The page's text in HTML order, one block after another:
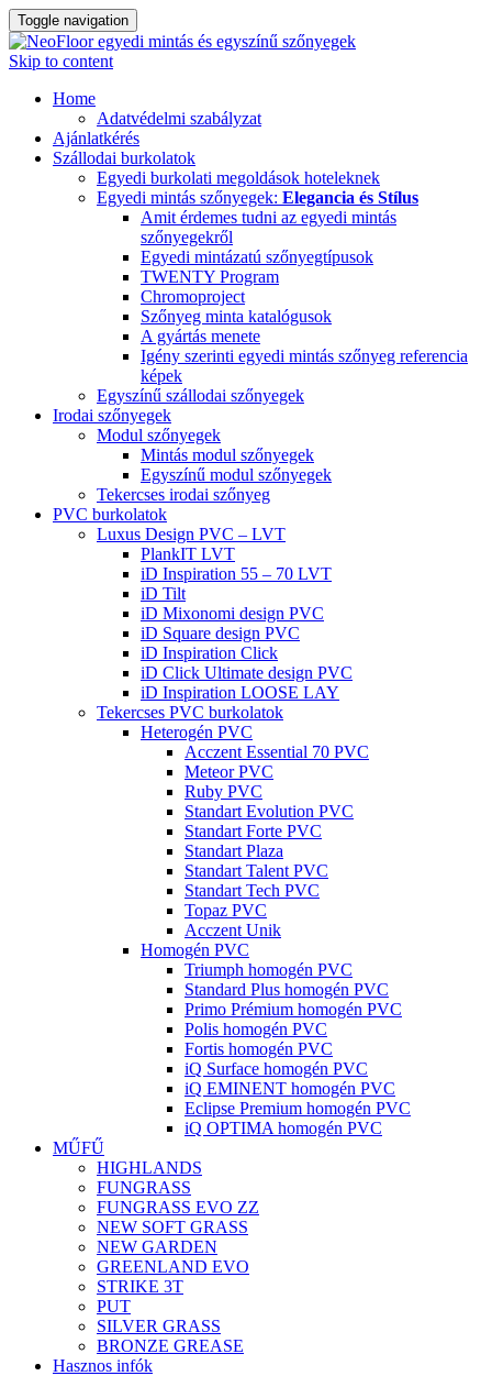
Toggle navigation
Skip to content
Home
Adatvédelmi szabályzat
Ajánlatkérés
Szállodai burkolatok
Egyedi burkolati megoldások hoteleknek
Egyedi mintás szőnyegek: Elegancia és Stílus
Amit érdemes tudni az egyedi mintás
szőnyegekről
Egyedi mintázatú szőnyegtípusok
TWENTY Program
Chromoproject
Szőnyeg minta katalógusok
A gyártás menete
Igény szerinti egyedi mintás szőnyeg referencia
képek
Egyszínű szállodai szőnyegek
Irodai szőnyegek
Modul szőnyegek
Mintás modul szőnyegek
Egyszínű modul szőnyegek
Tekercses irodai szőnyeg
PVC burkolatok
Luxus Design PVC – LVT
PlankIT LVT
iD Inspiration 55 – 70 LVT
iD Tilt
iD Mixonomi design PVC
iD Square design PVC
iD Inspiration Click
iD Click Ultimate design PVC
iD Inspiration LOOSE LAY
Tekercses PVC burkolatok
Heterogén PVC
Acczent Essential 70 PVC
Meteor PVC
Ruby PVC
Standart Evolution PVC
Standart Forte PVC
Standart Plaza
Standart Talent PVC
Standart Tech PVC
Topaz PVC
Acczent Unik
Homogén PVC
Triumph homogén PVC
Standard Plus homogén PVC
Primo Prémium homogén PVC
Polis homogén PVC
Fortis homogén PVC
iQ Surface homogén PVC
iQ EMINENT homogén PVC
Eclipse Premium homogén PVC
iQ OPTIMA homogén PVC
MŰFŰ
HIGHLANDS
FUNGRASS
FUNGRASS EVO ZZ
NEW SOFT GRASS
NEW GARDEN
GREENLAND EVO
STRIKE 3T
PUT
SILVER GRASS
BRONZE GREASE
Hasznos infók